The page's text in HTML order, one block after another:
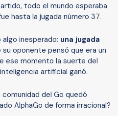
todo el mundo esperaba
hasta la jugada número 37.
inesperado: una jugada
su oponente pensó que era un
ese momento la suerte del
artificial ganó.
del Go quedó
AlphaGo de forma irracional?